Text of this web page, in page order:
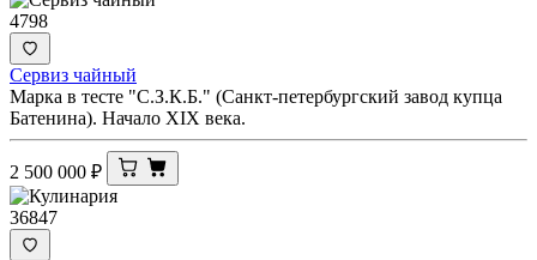
4798
Сервиз чайный
Марка в тесте "С.З.К.Б." (Санкт-петербургский завод купца
Батенина). Начало XIX века.
2 500 000 ₽
36847